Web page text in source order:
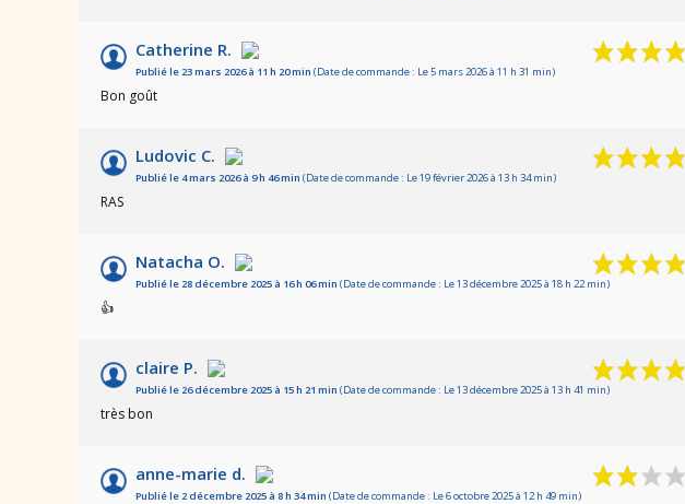
Catherine R.
Publié le 23 mars 2026 à 11 h 20 min (Date de commande : Le 5 mars 2026 à 11 h 31 min)
Bon goût
Ludovic C.
Publié le 4 mars 2026 à 9 h 46 min (Date de commande : Le 19 février 2026 à 13 h 34 min)
RAS
Natacha O.
Publié le 28 décembre 2025 à 16 h 06 min (Date de commande : Le 13 décembre 2025 à 18 h 22 min)
👍
claire P.
Publié le 26 décembre 2025 à 15 h 21 min (Date de commande : Le 13 décembre 2025 à 13 h 41 min)
très bon
anne-marie d.
Publié le 2 décembre 2025 à 8 h 34 min (Date de commande : Le 6 octobre 2025 à 12 h 49 min)